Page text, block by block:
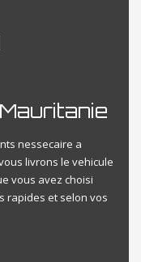
nessecaire a
livrons le vehicule
vous avez choisi
rapides et selon vos